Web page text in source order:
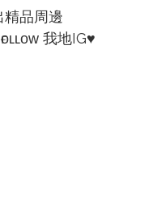
精品周邊
我地IG♥️